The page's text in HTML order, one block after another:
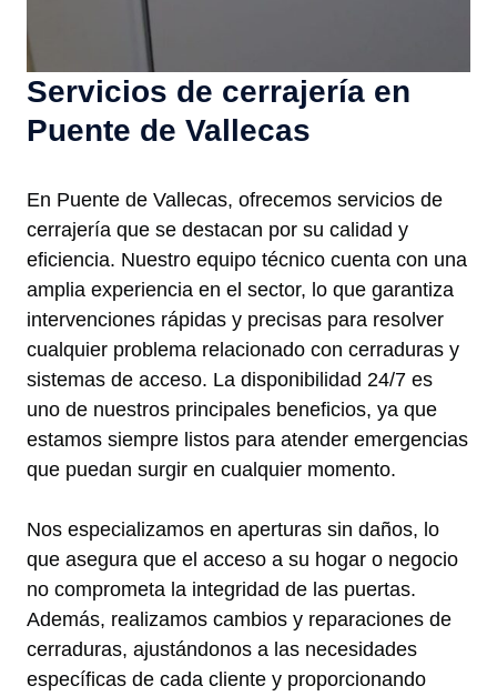
Servicios de cerrajería en
Puente de Vallecas
En Puente de Vallecas, ofrecemos servicios de
cerrajería que se destacan por su calidad y
eficiencia. Nuestro equipo técnico cuenta con una
amplia experiencia en el sector, lo que garantiza
intervenciones rápidas y precisas para resolver
cualquier problema relacionado con cerraduras y
sistemas de acceso. La disponibilidad 24/7 es
uno de nuestros principales beneficios, ya que
estamos siempre listos para atender emergencias
que puedan surgir en cualquier momento.
Nos especializamos en aperturas sin daños, lo
que asegura que el acceso a su hogar o negocio
no comprometa la integridad de las puertas.
Además, realizamos cambios y reparaciones de
cerraduras, ajustándonos a las necesidades
específicas de cada cliente y proporcionando